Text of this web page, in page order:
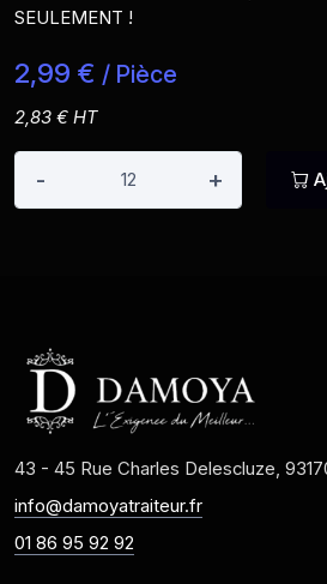
SEULEMENT !
2,99 € / Pièce
2,83 € HT
- +
43 - 45 Rue Charles Delescluze,
info@damoyatraiteur.fr
01 86 95 92 92